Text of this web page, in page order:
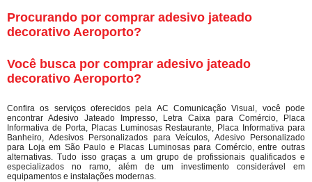
Procurando por comprar adesivo jateado
decorativo Aeroporto?
Você busca por comprar adesivo jateado
decorativo Aeroporto?
Confira os serviços oferecidos pela AC Comunicação Visual, você pode
encontrar Adesivo Jateado Impresso, Letra Caixa para Comércio, Placa
Informativa de Porta, Placas Luminosas Restaurante, Placa Informativa para
Banheiro, Adesivos Personalizados para Veículos, Adesivo Personalizado
para Loja em São Paulo e Placas Luminosas para Comércio, entre outras
alternativas. Tudo isso graças a um grupo de profissionais qualificados e
especializados no ramo, além de um investimento considerável em
equipamentos e instalações modernas.